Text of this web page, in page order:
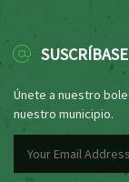
Únete a nuestro
nuestro municipio.